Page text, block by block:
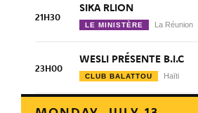
21H30
SIKA RLION
LE MINISTÈRE La Réunion
23H00
WESLI PRÉSENTE B.I.C
CLUB BALATTOU Haïti